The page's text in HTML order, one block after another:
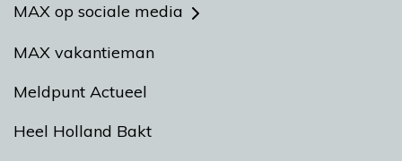
MAX op sociale media
MAX vakantieman
Meldpunt Actueel
Heel Holland Bakt